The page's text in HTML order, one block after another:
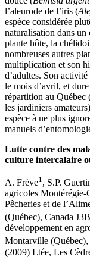
l’aleurode de l’iris (
espèce considérée
naturalisation dans
plante hôte, la
nombreuses autres
multiplication et son
d’adultes. Son
le mois d’avril, et
répartition au Québec
les jardiniers
espèce à ne plus
manuels
Lutte contre des
culture intercalaire
A. Frève1 , S.P.
agricoles Montérégie-
Pêcheries et de
(Québec), Canada
développement en
Montarville
(2009) Ltée, Les